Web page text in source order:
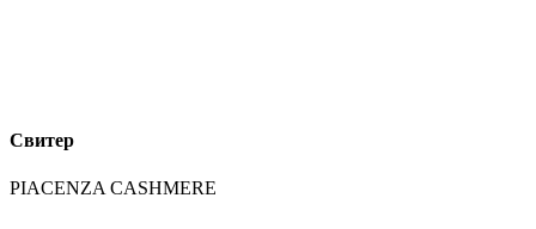
Свитер
PIACENZA CASHMERE